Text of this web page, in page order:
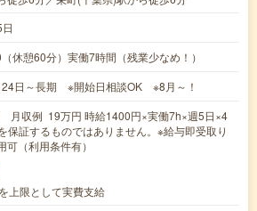
休憩60分）実働7時間（残業少なめ！）
日～長期 ※開始日相談OK ※8月～！
月収例 19万円 時給1400円×実働7h×週5日×4
保証するものではありません。※給与即受取り
可（利用条件有）
上限として実費支給